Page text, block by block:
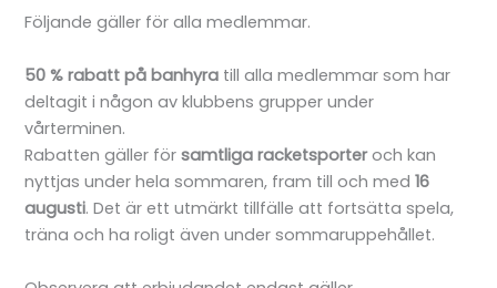
Följande gäller för alla medlemmar.
50 % rabatt på banhyra till alla medlemmar som har
deltagit i någon av klubbens grupper under
vårterminen.
Rabatten gäller församtliga racketsporteroch kan
nyttjas under hela sommaren, fram till och med16
augusti. Det är ett utmärkt tillfälle att fortsätta spela,
träna och ha roligt även under sommaruppehållet.